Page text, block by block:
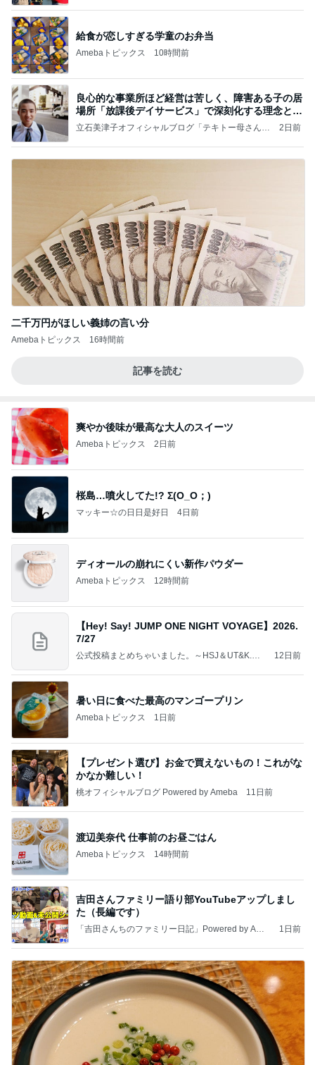
給食が恋しすぎる学童のお弁当
Amebaトピックス 10時間前
良心的な事業所ほど経営は苦しく、障害ある子の居
場所「放課後デイサービス」で深刻化する理念と現
実の
立石美津子オフィシャルブログ「テキトー母さんの
2日前
二千万円がほしい義姉の言い分
Amebaトピックス 16時間前
記事を読む
爽やか後味が最高な大人のスイーツ
Amebaトピックス 2日前
桜島…噴火してた!? Σ(O_O；)
マッキー☆の日日是好日 4日前
ディオールの崩れにくい新作パウダー
Amebaトピックス 12時間前
【Hey! Say! JUMP ONE NIGHT VOYAGE】2026.
7/27
公式投稿まとめちゃいました。～HSJ＆UT&K.O.
12日前
暑い日に食べた最高のマンゴープリン
Amebaトピックス 1日前
【プレゼント選び】お金で買えないもの！これがな
かなか難しい！
桃オフィシャルブログ Powered by Ameba 11日前
渡辺美奈代 仕事前のお昼ごはん
Amebaトピックス 14時間前
吉田さんファミリー語り部YouTubeアップしまし
た（長編です）
「吉田さんちのファミリー日記」Powered by Ame
1日前